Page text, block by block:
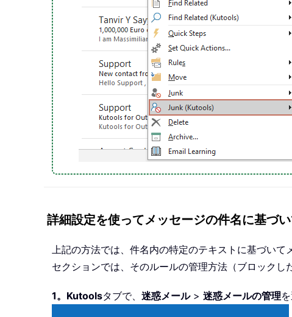
詳細設定を使ってメッセージの件名に基づ
上記の方法では、件名内の特定のテキストに基づい
セクションでは、そのルールの管理方法（ブロックし
1。 Kutoolsタブで、 迷惑メール> 迷惑メールの管理